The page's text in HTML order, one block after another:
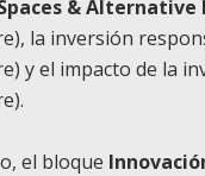
& Alternative
la inversión
y el impacto de la
el bloque